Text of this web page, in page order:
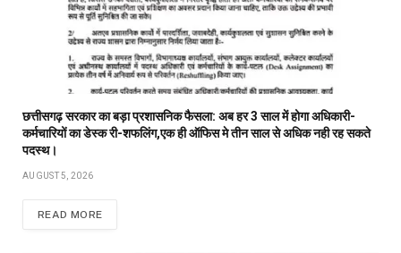
छत्तीसगढ़ सरकार का बड़ा प्रशासनिक फैसला: अब हर 3 साल में होगा अधिकारी-
कर्मचारियों का डेस्क री-शफलिंग,एक ही ऑफिस मे तीन साल से अधिक नही रह सकते
पदस्थ।
AUGUST 5, 2026
READ MORE